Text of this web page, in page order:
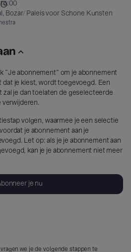
15:00
Bozar/ Paleis voor Schone Kunsten
"Je abonnement" om je abonnement
je kiest, wordt toegevoegd. Een
zal je dan toelaten de geselecteerde
verwijderen.
volgen, waarmee je een selectie
je abonnement aan je
Let op: als je je abonnement aan
kan je je abonnement niet meer
je nu
we je de volgende stappen te